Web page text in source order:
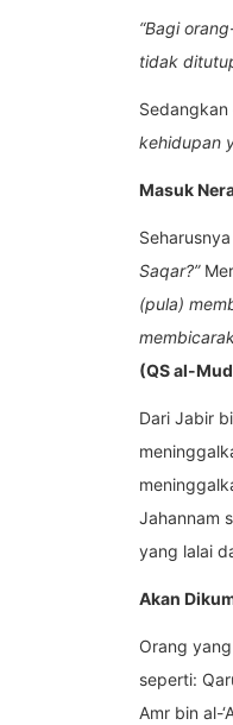
“Bagi
tidak
kehidupan
Masuk
Saqar?”
(pula)
(QS al-
Dari Jabir
Jahannam
yang lalai
Akan
Orang
seperti:
Amr bin al-